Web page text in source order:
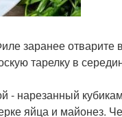
заранее отварите
тарелку в
- нарезанный
яйца и майонез.